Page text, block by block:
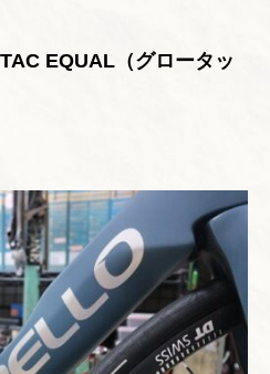
EQUAL（グロータッ